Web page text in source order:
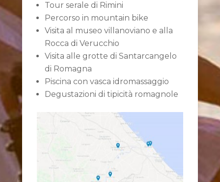
Tour serale di Rimini
Percorso in mountain bike
Visita al museo villanoviano e alla
Rocca di Verucchio
Visita alle grotte di Santarcangelo
di Romagna
Piscina con vasca idromassaggio
Degustazioni di tipicità romagnole